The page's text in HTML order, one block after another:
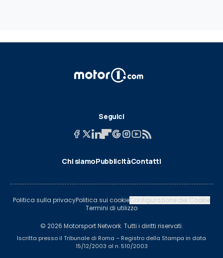
Seguici
Chi siamoPubblicitàContatti
Politica sulla privacyPolitica sui cookieConfigurazione dei Cookie
Termini di utilizzo
© 2026 Motorsport Network. Tutti i diritti riservati.
Iscritta presso il Tribunale di Roma – Registro della Stampa in data
15/12/2003 al n. 510/2003